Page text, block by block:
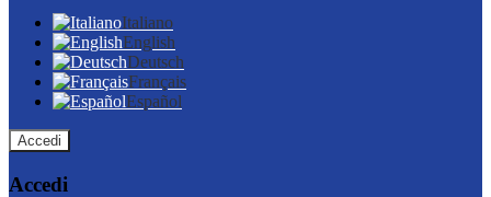
Italiano
English
Deutsch
Français
Español
Accedi
Accedi